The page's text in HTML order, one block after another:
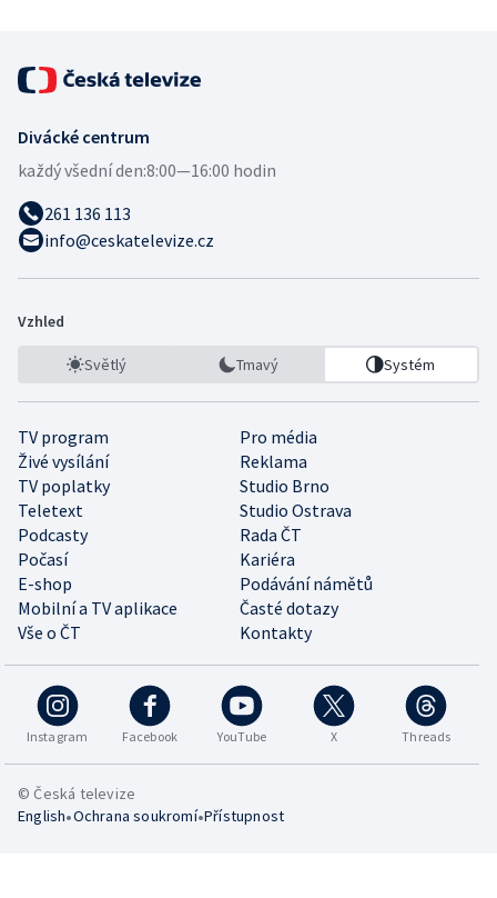
Divácké centrum
každý všední den:8:00—16:00 hodin
261 136 113
info@ceskatelevize.cz
Vzhled
Světlý Tmavý Systém
TV program
Pro média
Živé vysílání
Reklama
TV poplatky
Studio Brno
Teletext
Studio Ostrava
Podcasty
Rada ČT
Počasí
Kariéra
E-shop
Podávání námětů
Mobilní a TV aplikace
Časté dotazy
Vše o ČT
Kontakty
Instagram Facebook YouTube X Threads
© Česká televize
English•Ochrana soukromí•Přístupnost